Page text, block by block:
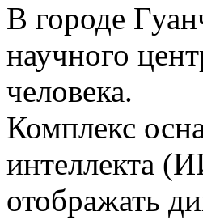
В городе
научного
человека.
Комплекс
интеллекта
отображать